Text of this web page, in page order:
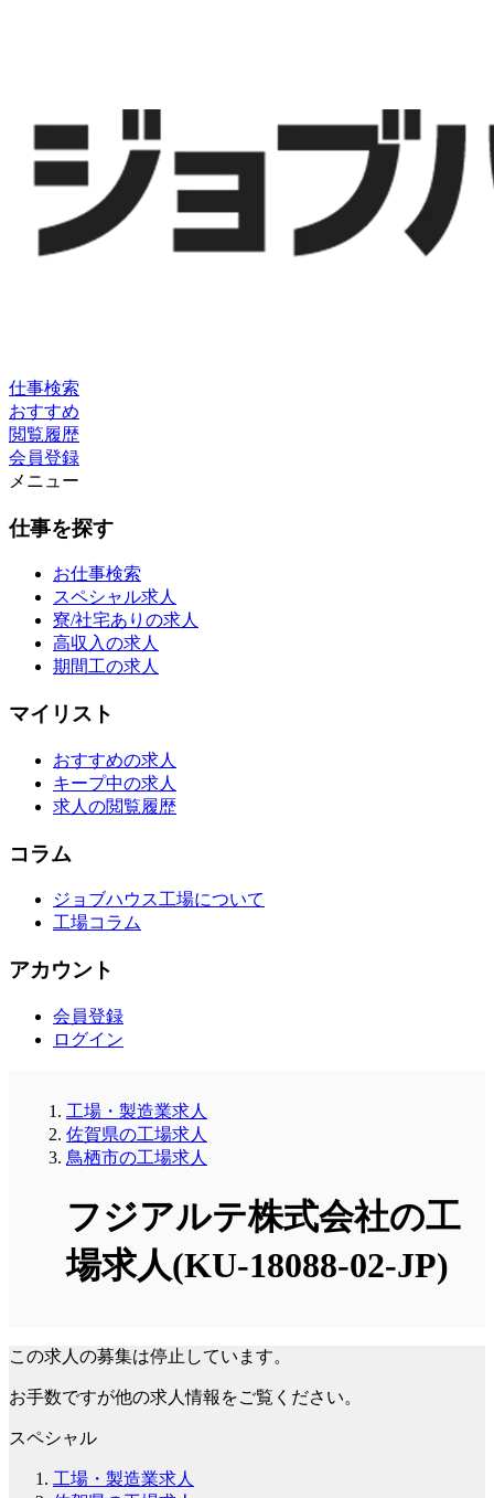
仕事検索
おすすめ
閲覧履歴
会員登録
メニュー
仕事を探す
お仕事検索
スペシャル求人
寮/社宅ありの求人
高収入の求人
期間工の求人
マイリスト
おすすめの求人
キープ中の求人
求人の閲覧履歴
コラム
ジョブハウス工場について
工場コラム
アカウント
会員登録
ログイン
工場・製造業求人
佐賀県の工場求人
鳥栖市の工場求人
フジアルテ株式会社の工
場求人(KU-18088-02-JP)
この求人の募集は停止しています。
お手数ですが他の求人情報をご覧ください。
スペシャル
工場・製造業求人